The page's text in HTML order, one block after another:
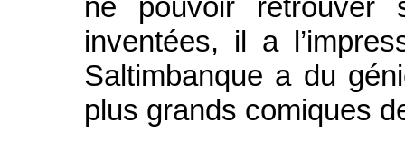
ne pouvoir retrouver
inventées, il a
Saltimbanque a du
plus grands comiques